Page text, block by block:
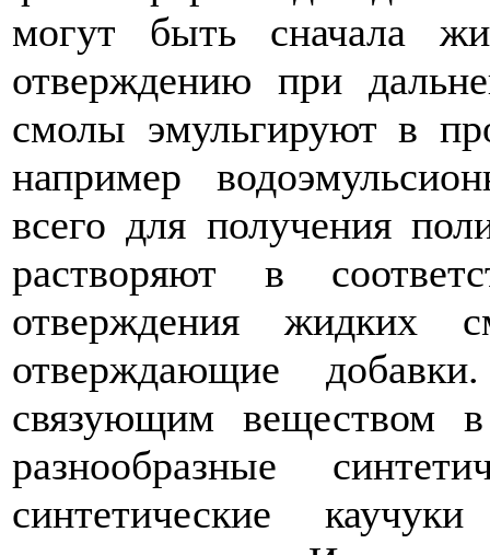
могут быть сначала
отверждению при
смолы эмульгируют в
например
всего для получения
растворяют в
отверждения жидких
отверждающие
связующим веществом
разнообразные
синтетические